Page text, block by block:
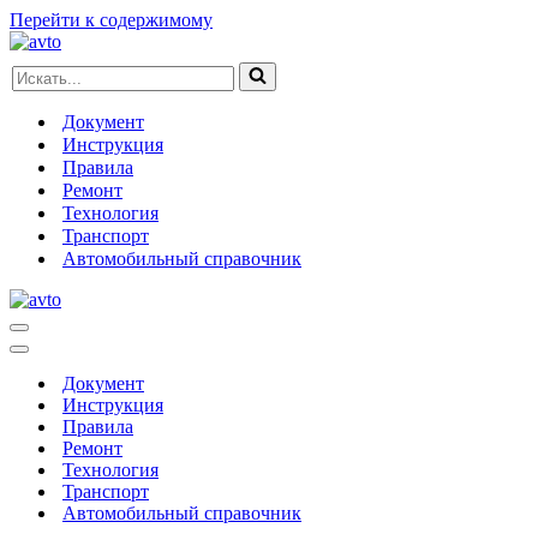
Перейти к содержимому
Искать...
Документ
Инструкция
Правила
Ремонт
Технология
Транспорт
Автомобильный справочник
Меню
навигации
Меню
навигацииДокумент
Инструкция
Правила
Ремонт
Технология
Транспорт
Автомобильный справочник